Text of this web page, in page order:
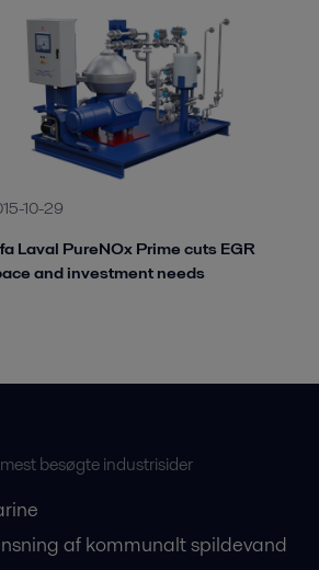
10-29
Laval PureNOx Prime cuts EGR
and investment needs
besøgte industrisider
af kommunalt spildevand